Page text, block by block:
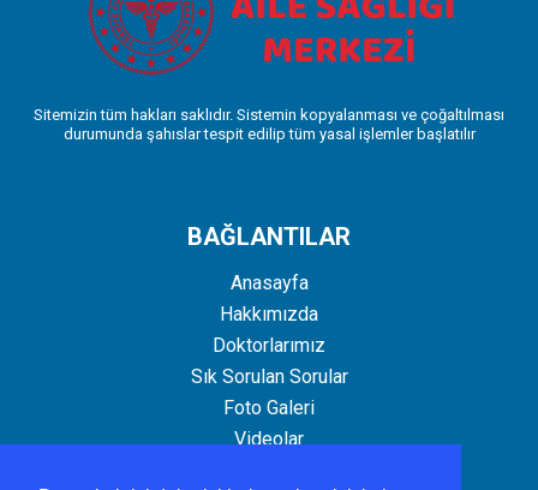
Sitemizin tüm hakları saklıdır. Sistemin kopyalanması ve çoğaltılması
durumunda şahıslar tespit edilip tüm yasal işlemler başlatılır
BAĞLANTILAR
Anasayfa
Hakkımızda
Doktorlarımız
Sık Sorulan Sorular
Foto Galeri
Videolar